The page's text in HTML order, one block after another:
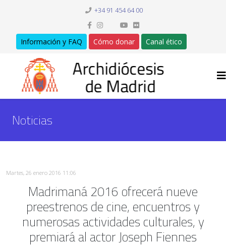
+34 91 454 64 00
Información y FAQ Cómo donar Canal ético
Noticias
Martes, 26 enero 2016 11:06
Madrimaná 2016 ofrecerá nueve
preestrenos de cine, encuentros y
numerosas actividades culturales, y
premiará al actor Joseph Fiennes